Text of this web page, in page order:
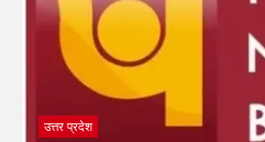
उत्तर प्रदेश